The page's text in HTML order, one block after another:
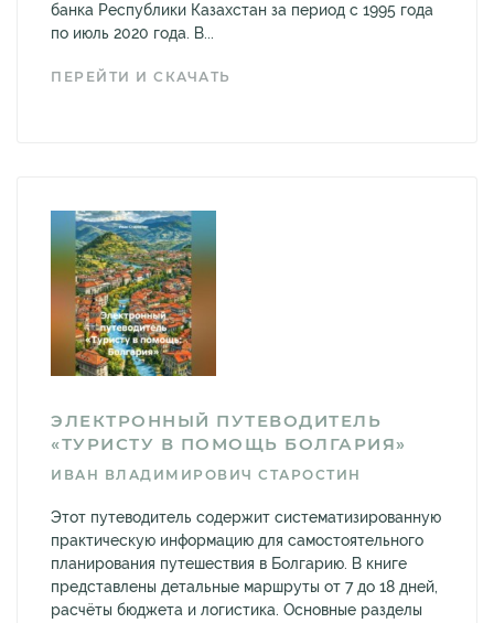
банка Республики Казахстан за период с 1995 года
по июль 2020 года. В...
ПЕРЕЙТИ И СКАЧАТЬ
ЭЛЕКТРОННЫЙ ПУТЕВОДИТЕЛЬ
«ТУРИСТУ В ПОМОЩЬ БОЛГАРИЯ»
ИВАН ВЛАДИМИРОВИЧ СТАРОСТИН
Этот путеводитель содержит систематизированную
практическую информацию для самостоятельного
планирования путешествия в Болгарию. В книге
представлены детальные маршруты от 7 до 18 дней,
расчёты бюджета и логистика. Основные разделы